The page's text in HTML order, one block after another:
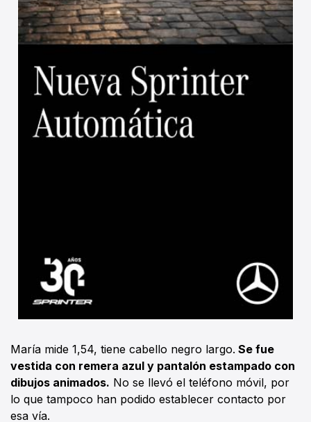
María mide 1,54, tiene cabello negro largo. Se fue
vestida con remera azul y pantalón estampado con
dibujos animados. No se llevó el teléfono móvil, por
lo que tampoco han podido establecer contacto por
esa vía.